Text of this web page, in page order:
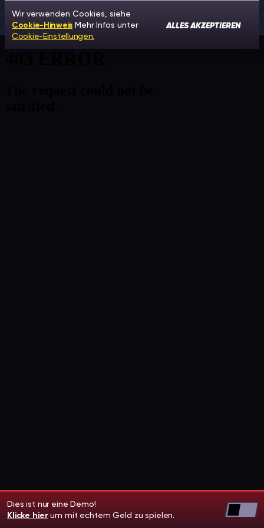
Dies ist nur eine Demo!
Klicke hier um mit echtem Geld zu spielen.
Wir verwenden Cookies, siehe
Cookie-Hinweis Mehr Infos unter
Cookie-Einstellungen.
ALLES AKZEPTIEREN